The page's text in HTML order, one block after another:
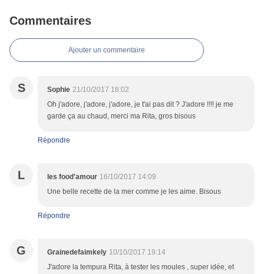
Commentaires
Ajouter un commentaire
S Sophie 21/10/2017 18:02
Oh j'adore, j'adore, j'adore, je t'ai pas dit ? J'adore !!!! je me
garde ça au chaud, merci ma Rita, gros bisous
Répondre
L les food'amour 16/10/2017 14:09
Une belle recette de la mer comme je les aime. Bisous
Répondre
G Grainedefaimkely 10/10/2017 19:14
J'adore la tempura Rita, à tester les moules , super idée, et